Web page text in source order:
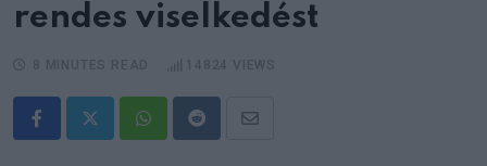
rendes viselkedést
WhatsappRedditShare